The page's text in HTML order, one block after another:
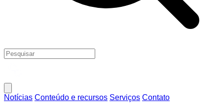
Notícias Conteúdo e recursos Serviços Contato